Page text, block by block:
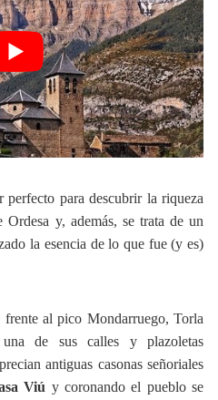
para descubrir la riqueza
y, además, se trata de un
la esencia de lo que fue (y es)
al pico Mondarruego, Torla
de sus calles y plazoletas
antiguas casonas señoriales
Viú y coronando el pueblo se